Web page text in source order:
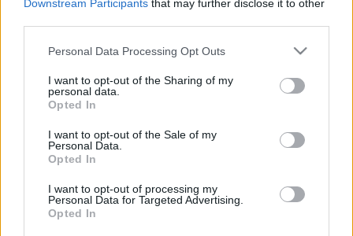
Downstream Participants that may further disclose it to other
Please note that this website/app uses one or more Google
not limited to your visit or usage behaviour. You may click to
grant or deny consent to Google and its third-party tags to
use your data for below specified purposes in below Google
consent section.
Personal Data Processing Opt Outs
I want to opt-out of the Sharing of my
personal data.
Opted In
I want to opt-out of the Sale of my
Personal Data.
Opted In
I want to opt-out of processing my
Personal Data for Targeted Advertising.
Opted In